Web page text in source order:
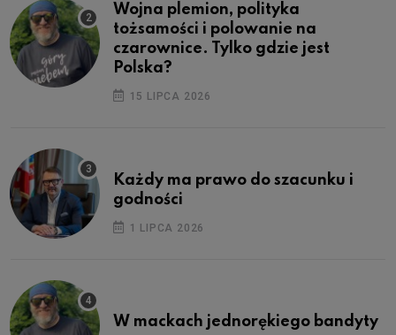
Wojna plemion, polityka
tożsamości i polowanie na
czarownice. Tylko gdzie jest
Polska?
15 LIPCA 2026
Każdy ma prawo do szacunku i
godności
1 LIPCA 2026
W mackach jednorękiego bandyty